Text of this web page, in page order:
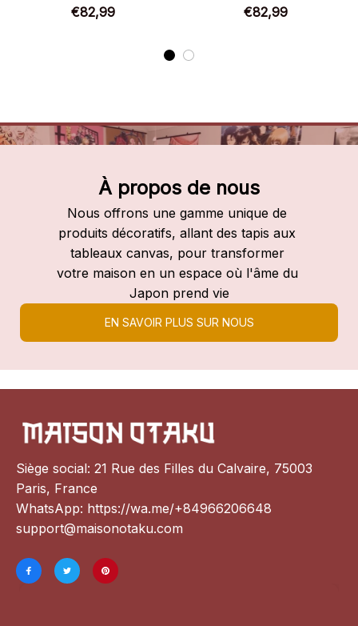
Chaussures montantes
€82,99
Chaussures montantes
€82,99
À propos de nous
Nous offrons une gamme unique de
produits décoratifs, allant des tapis aux
tableaux canvas, pour transformer
votre maison en un espace où l'âme du
Japon prend vie
EN SAVOIR PLUS SUR NOUS
Siège social: 21 Rue des Filles du Calvaire, 75003
Paris, France
WhatsApp: https://wa.me/+84966206648
support@maisonotaku.com